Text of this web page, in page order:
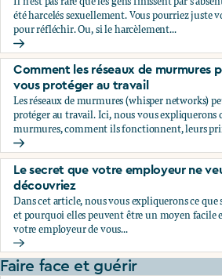
été harcelés sexuellement. Vous pourriez juste
pour réfléchir. Ou, si le harcèlement...
Comment obtenir un congé payé
Comment les réseaux de murmures
vous protéger au travail
Les réseaux de murmures (whisper networks)
protéger au travail. Ici, nous vous expliquerons
murmures, comment ils fonctionnent, leurs
Comment les réseaux de
Le secret que votre employeur ne
découvriez
Dans cet article, nous vous expliquerons ce que
et pourquoi elles peuvent être un moyen facile
votre employeur de vous...
Le secret que votre employeur ne
Faire face et guérir